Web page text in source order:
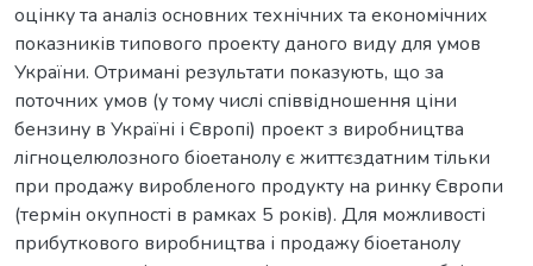
оцінку та аналіз основних технічних та економічних
показників типового проекту даного виду для умов
України. Отримані результати показують, що за
поточних умов (у тому числі співвідношення ціни
бензину в Україні і Європі) проект з виробництва
лігноцелюлозного біоетанолу є життєздатним тільки
при продажу виробленого продукту на ринку Європи
(термін окупності в рамках 5 років). Для можливості
прибуткового виробництва і продажу біоетанолу